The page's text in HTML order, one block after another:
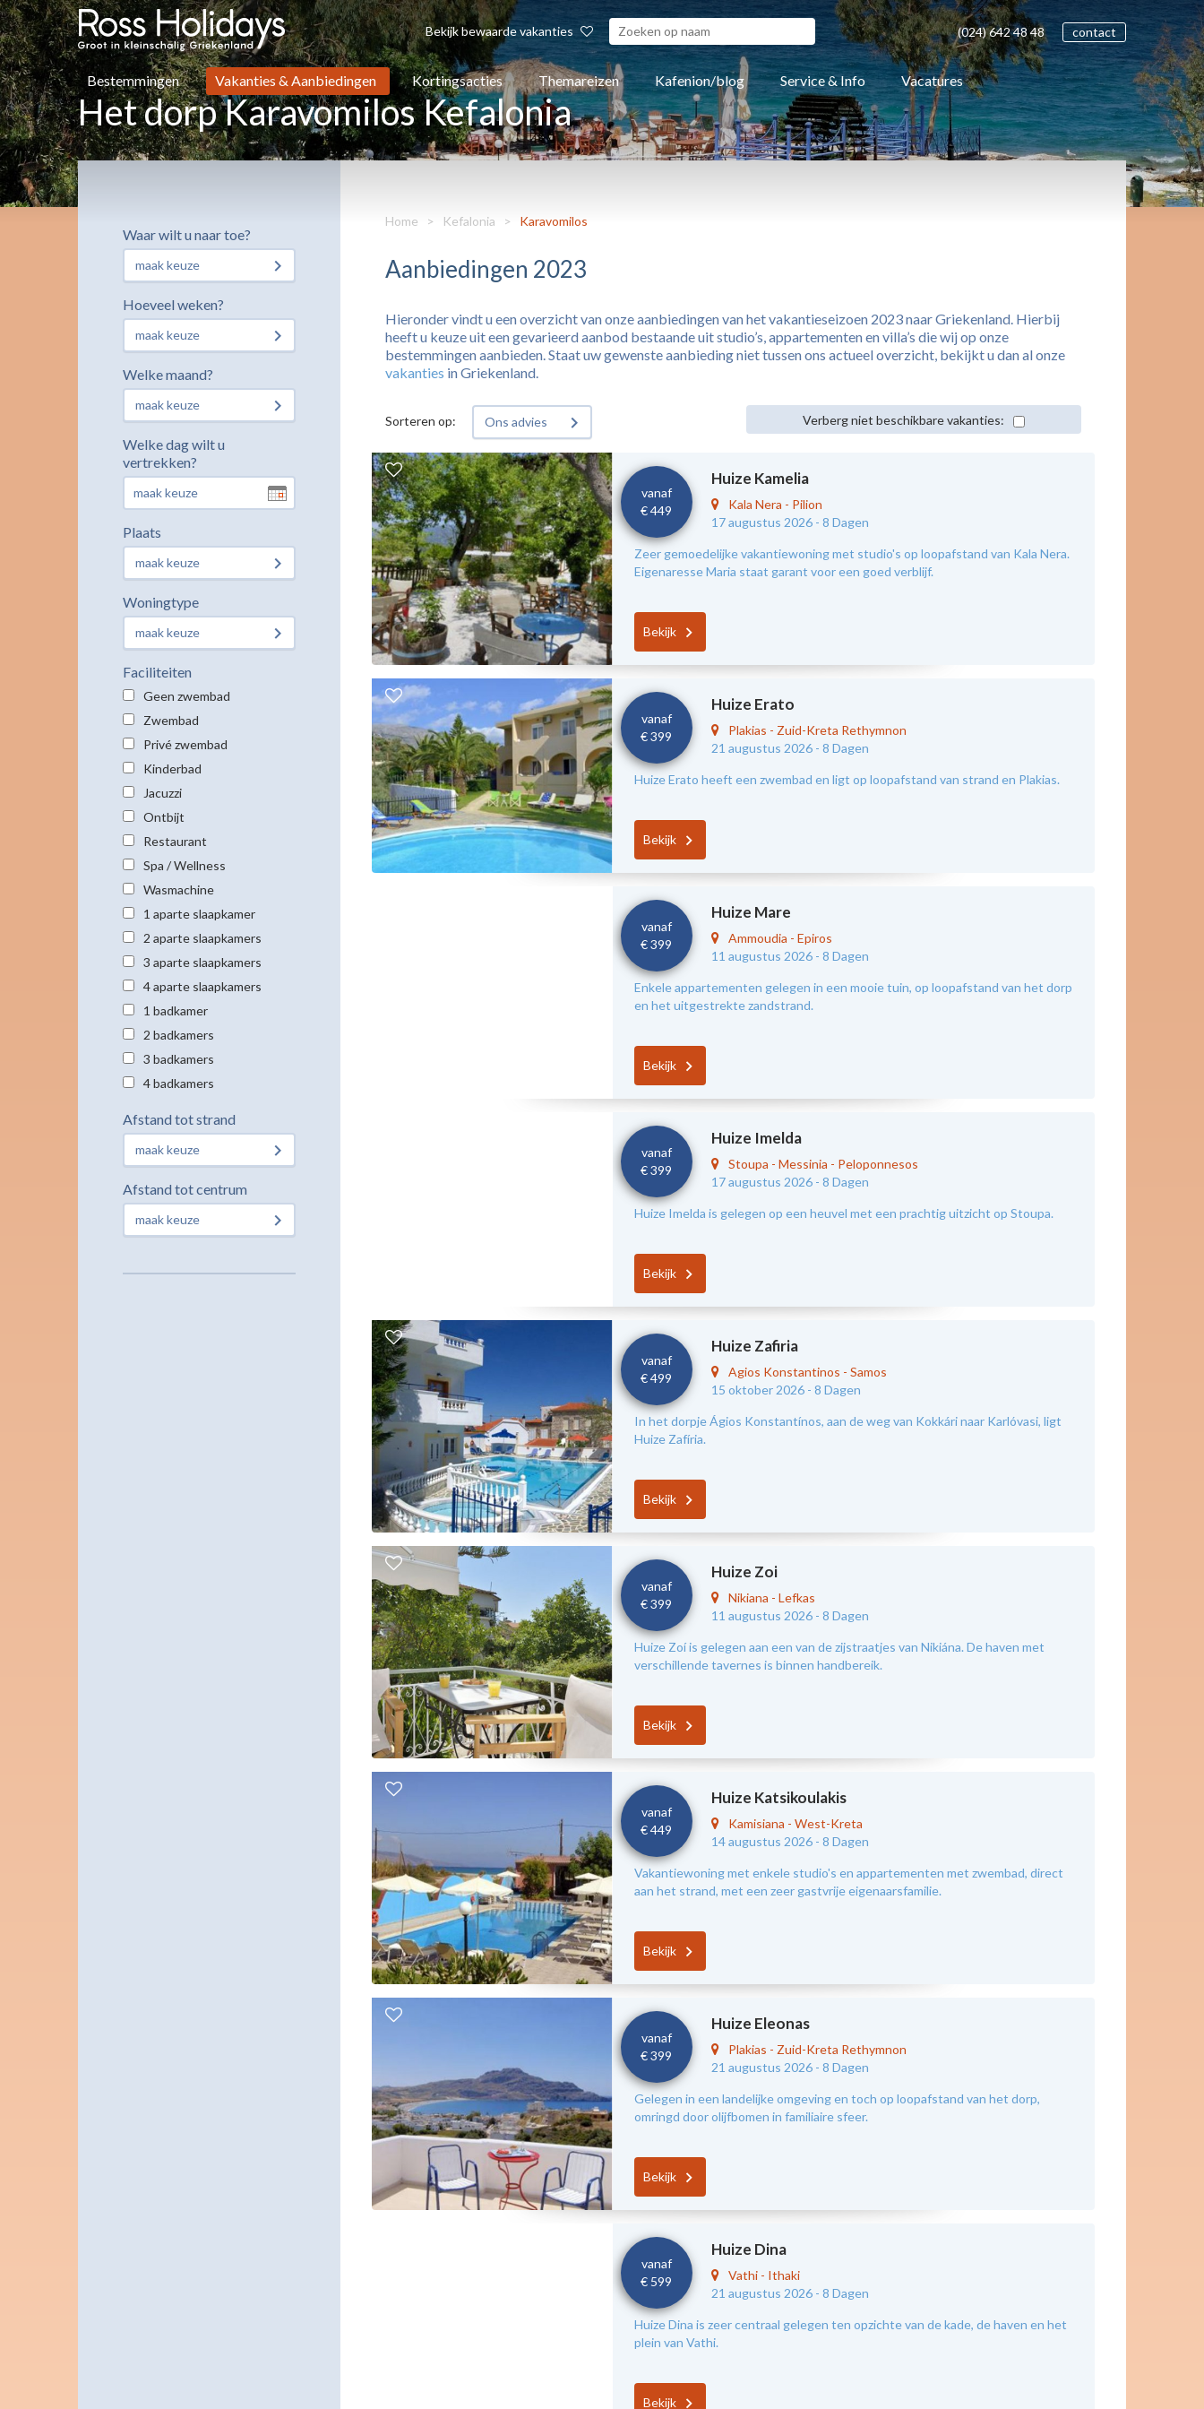
Bekijk bewaarde vakanties (024)642 4848 contact
Bestemmingen Vakanties & Aanbiedingen Kortingsacties Themareizen Kafenion/blog Service & Info Vacatures
Het dorp Karavomilos Kefalonia
Waar wilt u naar toe?
maak keuze
Hoeveel weken?
maak keuze
Welke maand?
maak keuze
Welke dag wilt u
vertrekken?
Plaats
maak keuze
Woningtype
maak keuze
Faciliteiten
Geen zwembad
Zwembad
Privé zwembad
Kinderbad
Jacuzzi
Ontbijt
Restaurant
Spa / Wellness
Wasmachine
1 aparte slaapkamer
2 aparte slaapkamers
3 aparte slaapkamers
4 aparte slaapkamers
1 badkamer
2 badkamers
3 badkamers
4 badkamers
Afstand tot strand
maak keuze
Afstand tot centrum
maak keuze
Home > Kefalonia > Karavomilos
Aanbiedingen 2023
Hieronder vindt u een overzicht van onze aanbiedingen van het vakantieseizoen 2023 naar Griekenland. Hierbij
heeft u keuze uit een gevarieerd aanbod bestaande uit studio’s, appartementen en villa’s die wij op onze
bestemmingen aanbieden. Staat uw gewenste aanbieding niet tussen ons actueel overzicht, bekijkt u dan al onze
vakanties in Griekenland.
Sorteren op: Ons advies Verberg niet beschikbare vakanties:
vanaf
€ 449
Huize Kamelia
Kala Nera - Pilion
17 augustus 2026 -8 Dagen
Zeer gemoedelijke vakantiewoning met studio's op loopafstand van Kala Nera.
Eigenaresse Maria staat garant voor een goed verblijf.
Bekijk
vanaf
€ 399
Huize Erato
Plakias - Zuid-Kreta Rethymnon
21 augustus 2026 -8 Dagen
Huize Erato heeft een zwembad en ligt op loopafstand van strand en Plakias.
Bekijk
vanaf
€ 399
Huize Mare
Ammoudia -Epiros
11 augustus 2026 -8 Dagen
Enkele appartementen gelegen in een mooie tuin, op loopafstand van het dorp
en het uitgestrekte zandstrand.
Bekijk
vanaf
€ 399
Huize Imelda
Stoupa -Messinia - Peloponnesos
17 augustus 2026 -8 Dagen
Huize Imelda is gelegen op een heuvel met een prachtig uitzicht op Stoupa.
Bekijk
vanaf
€ 499
Huize Zafiria
Agios Konstantinos -Samos
15 oktober 2026 -8 Dagen
In het dorpje Ágios Konstantínos, aan de weg van Kokkári naar Karlóvasi, ligt
Huize Zafíria.
Bekijk
vanaf
€ 399
Huize Zoi
Nikiana -Lefkas
11 augustus 2026 -8 Dagen
Huize Zoí is gelegen aan een van de zijstraatjes van Nikiána. De haven met
verschillende tavernes is binnen handbereik.
Bekijk
vanaf
€ 449
Huize Katsikoulakis
Kamisiana -West-Kreta
14 augustus 2026 -8 Dagen
Vakantiewoning met enkele studio's en appartementen met zwembad, direct
aan het strand, met een zeer gastvrije eigenaarsfamilie.
Bekijk
vanaf
€ 399
Huize Eleonas
Plakias - Zuid-Kreta Rethymnon
21 augustus 2026 -8 Dagen
Gelegen in een landelijke omgeving en toch op loopafstand van het dorp,
omringd door olijfbomen in familiaire sfeer.
Bekijk
vanaf
€ 599
Huize Dina
Vathi - Ithaki
21 augustus 2026 -8 Dagen
Huize Dina is zeer centraal gelegen ten opzichte van de kade, de haven en het
plein van Vathi.
Bekijk